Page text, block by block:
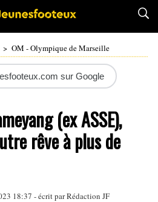
> OM - Olympique de Marseille
sur Google
(ex ASSE),
rêve à plus de
18:37 - écrit par Rédaction JF